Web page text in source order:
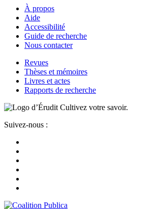
À propos
Aide
Accessibilité
Guide de recherche
Nous contacter
Revues
Thèses et mémoires
Livres et actes
Rapports de recherche
Cultivez votre savoir.
Suivez-nous :